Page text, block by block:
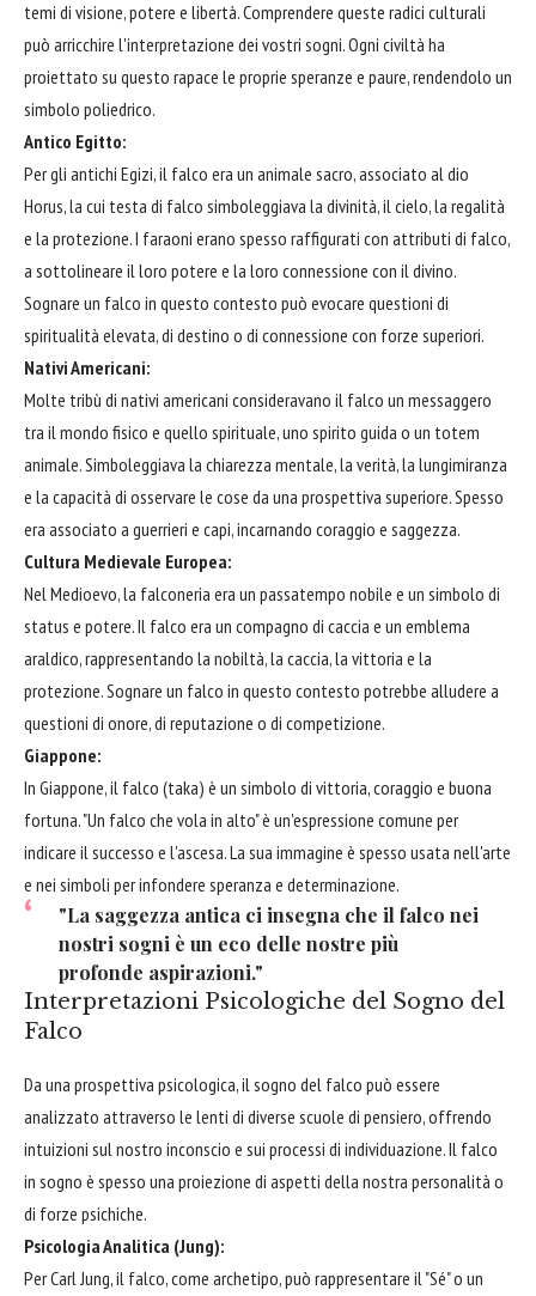
temi di visione, potere e libertà. Comprendere queste radici culturali
può arricchire l'interpretazione dei vostri sogni. Ogni civiltà ha
proiettato su questo rapace le proprie speranze e paure, rendendolo un
simbolo poliedrico.
Antico Egitto:
Per gli antichi Egizi, il falco era un animale sacro, associato al dio
Horus, la cui testa di falco simboleggiava la divinità, il cielo, la regalità
e la protezione. I faraoni erano spesso raffigurati con attributi di falco,
a sottolineare il loro potere e la loro connessione con il divino.
Sognare un falco in questo contesto può evocare questioni di
spiritualità elevata, di destino o di connessione con forze superiori.
Nativi Americani:
Molte tribù di nativi americani consideravano il falco un messaggero
tra il mondo fisico e quello spirituale, uno spirito guida o un totem
animale. Simboleggiava la chiarezza mentale, la verità, la lungimiranza
e la capacità di osservare le cose da una prospettiva superiore. Spesso
era associato a guerrieri e capi, incarnando coraggio e saggezza.
Cultura Medievale Europea:
Nel Medioevo, la falconeria era un passatempo nobile e un simbolo di
status e potere. Il falco era un compagno di caccia e un emblema
araldico, rappresentando la nobiltà, la caccia, la vittoria e la
protezione. Sognare un falco in questo contesto potrebbe alludere a
questioni di onore, di reputazione o di competizione.
Giappone:
In Giappone, il falco (taka) è un simbolo di vittoria, coraggio e buona
fortuna. "Un falco che vola in alto" è un'espressione comune per
indicare il successo e l'ascesa. La sua immagine è spesso usata nell'arte
e nei simboli per infondere speranza e determinazione.
"La saggezza antica ci insegna che il falco nei
nostri sogni è un eco delle nostre più
profonde aspirazioni."
Interpretazioni Psicologiche del Sogno del
Falco
Da una prospettiva psicologica, il sogno del falco può essere
analizzato attraverso le lenti di diverse scuole di pensiero, offrendo
intuizioni sul nostro inconscio e sui processi di individuazione. Il falco
in sogno è spesso una proiezione di aspetti della nostra personalità o
di forze psichiche.
Psicologia Analitica (Jung):
Per Carl Jung, il falco, come archetipo, può rappresentare il "Sé" o un